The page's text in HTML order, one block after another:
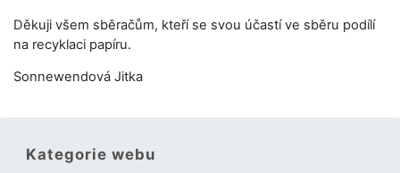
Děkuji všem sběračům, kteří se svou účastí ve sběru podílí
na recyklaci papíru.
Sonnewendová Jitka
Kategorie webu